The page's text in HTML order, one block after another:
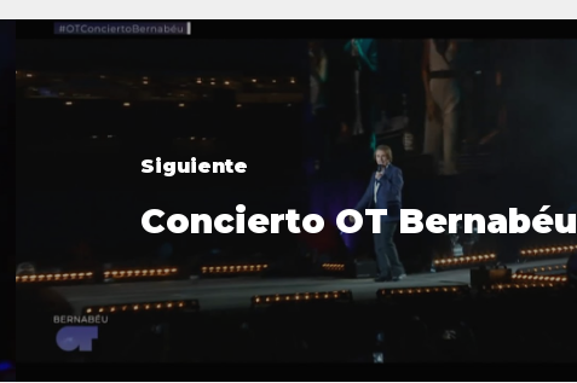
Siguiente
Concierto OT Bernabéu